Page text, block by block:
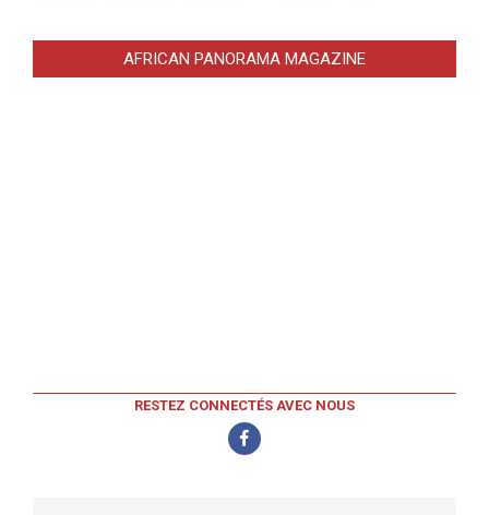
AFRICAN PANORAMA MAGAZINE
RESTEZ CONNECTÉS AVEC NOUS